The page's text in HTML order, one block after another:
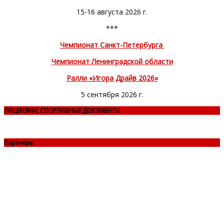
15-16 августа 2026 г.
***
Чемпионат Санкт-Петербурга
Чемпионат Ленинградской области
Ралли «Игора Драйв 2026»
5 сентября 2026 г.
ЛИЦЕНЗИИ, СПОРТИВНЫЕ ДОКУМЕНТЫ
Партнеры